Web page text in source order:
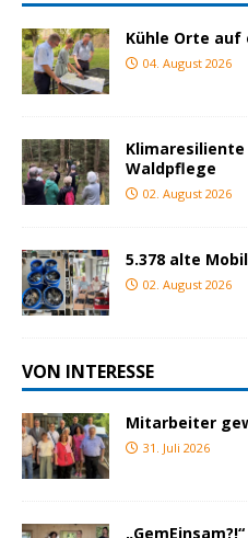
Kühle Orte auf
04. August 2026
Waldpflege
02. August 2026
5.378 alte
02. August 2026
VON INTERESSE
Mitarbeiter
31. Juli 2026